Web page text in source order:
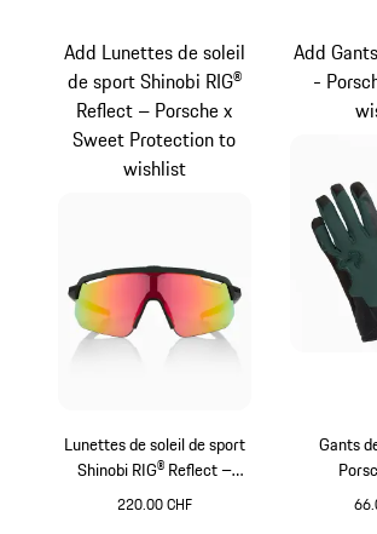
Lunettes de soleil de sport
Shinobi RIG® Reflect –
Porsche x Sweet Protection
220.00 CHF
Add Lunettes de soleil
de sport Shinobi RIG®
Reflect – Porsche x
Sweet Protection to
wishlist
Gants
Add
-